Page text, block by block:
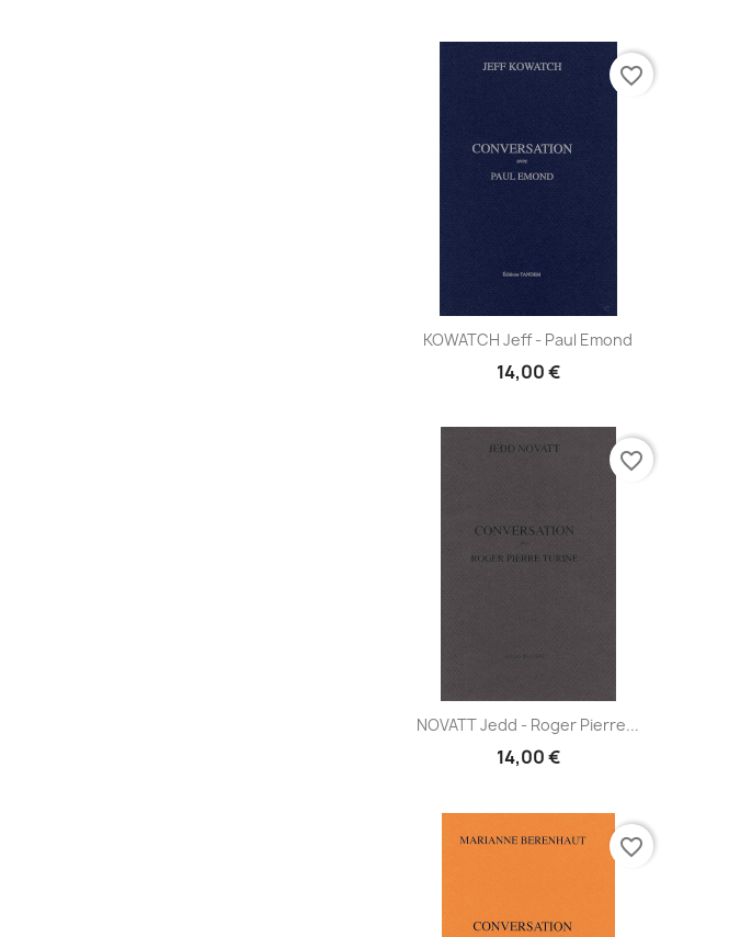
KOWATCH Jeff - Paul Emond
14,00 €
Aperçu
favorite_border
NOVATT Jedd - Roger Pierre...
14,00 €
Aperçu
favorite_border
favorite_border